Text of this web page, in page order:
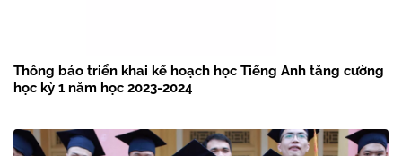
Thông báo triển khai kế hoạch học Tiếng Anh tăng cường
học kỳ 1 năm học 2023-2024